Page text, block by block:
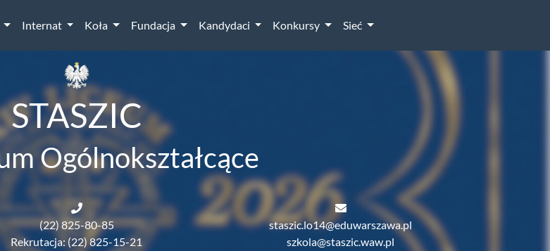
Internat Koła Fundacja Kandydaci Konkursy Sieć
STASZIC
Ogólnokształcące
(22) 825-80-85
Rekrutacja: (22) 825-15-21
staszic.lo14@eduwarszawa.pl
szkola@staszic.waw.pl